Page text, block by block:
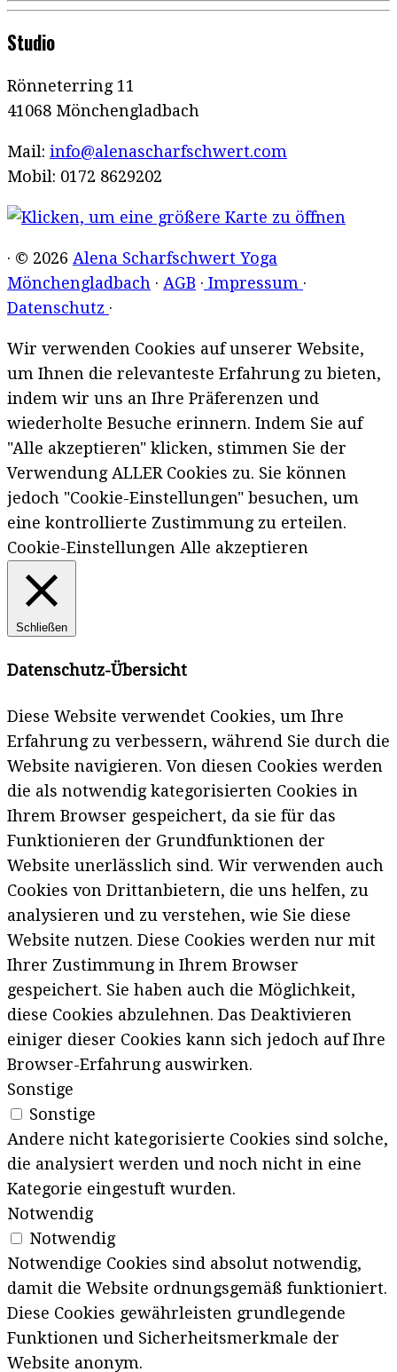
Studio
Rönneterring 11
41068 Mönchengladbach
Mail: info@alenascharfschwert.com
Mobil: 0172 8629202
· © 2026 Alena Scharfschwert Yoga
Mönchengladbach · AGB · Impressum ·
Datenschutz ·
Wir verwenden Cookies auf unserer Website,
um Ihnen die relevanteste Erfahrung zu bieten,
indem wir uns an Ihre Präferenzen und
wiederholte Besuche erinnern. Indem Sie auf
"Alle akzeptieren" klicken, stimmen Sie der
Verwendung ALLER Cookies zu. Sie können
jedoch "Cookie-Einstellungen" besuchen, um
eine kontrollierte Zustimmung zu erteilen.
Cookie-Einstellungen Alle akzeptieren
Schließen
Datenschutz-Übersicht
Diese Website verwendet Cookies, um Ihre
Erfahrung zu verbessern, während Sie durch die
Website navigieren. Von diesen Cookies werden
die als notwendig kategorisierten Cookies in
Ihrem Browser gespeichert, da sie für das
Funktionieren der Grundfunktionen der
Website unerlässlich sind. Wir verwenden auch
Cookies von Drittanbietern, die uns helfen, zu
analysieren und zu verstehen, wie Sie diese
Website nutzen. Diese Cookies werden nur mit
Ihrer Zustimmung in Ihrem Browser
gespeichert. Sie haben auch die Möglichkeit,
diese Cookies abzulehnen. Das Deaktivieren
einiger dieser Cookies kann sich jedoch auf Ihre
Browser-Erfahrung auswirken.
Sonstige
Sonstige
Andere nicht kategorisierte Cookies sind solche,
die analysiert werden und noch nicht in eine
Kategorie eingestuft wurden.
Notwendig
Notwendig
Notwendige Cookies sind absolut notwendig,
damit die Website ordnungsgemäß funktioniert.
Diese Cookies gewährleisten grundlegende
Funktionen und Sicherheitsmerkmale der
Website anonym.